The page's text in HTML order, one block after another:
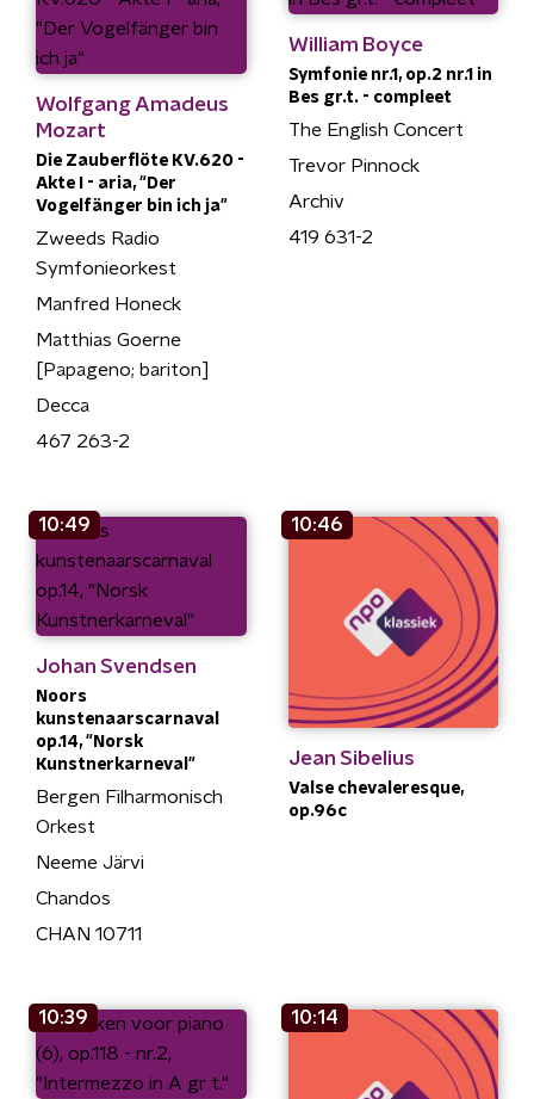
Wolfgang Amadeus
Mozart
Die Zauberflöte KV.620 -
Akte I - aria, "Der
Vogelfänger bin ich ja"
Zweeds Radio
Symfonieorkest
Manfred Honeck
Matthias Goerne
[Papageno; bariton]
Decca
467 263-2
William Boyce
Symfonie nr.1, op.2 nr.1 in
Bes gr.t. - compleet
The English Concert
Trevor Pinnock
Archiv
419 631-2
10:49
Johan Svendsen
Noors
kunstenaarscarnaval
op.14, "Norsk
Kunstnerkarneval"
Bergen Filharmonisch
Orkest
Neeme Järvi
Chandos
CHAN 10711
10:46
Jean Sibelius
Valse chevaleresque,
op.96c
10:39 10:14